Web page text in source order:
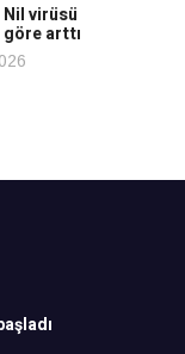
Nil virüsü
göre arttı